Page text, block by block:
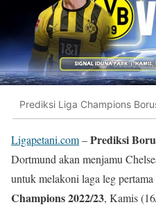
Prediksi Liga Champions
Ligapetani.com–Prediksi
Dortmund akan menjamu
untuk melakoni laga leg
Champions 2022/23, Kamis